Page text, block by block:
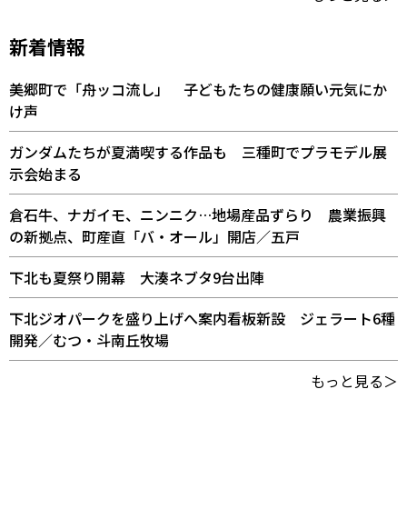
新着情報
美郷町で「舟ッコ流し」 子どもたちの健康願い元気にか
け声
ガンダムたちが夏満喫する作品も 三種町でプラモデル展
示会始まる
倉石牛、ナガイモ、ニンニク…地場産品ずらり 農業振興
の新拠点、町産直「バ・オール」開店／五戸
下北も夏祭り開幕 大湊ネブタ9台出陣
下北ジオパークを盛り上げへ案内看板新設 ジェラート6種
開発／むつ・斗南丘牧場
もっと見る＞